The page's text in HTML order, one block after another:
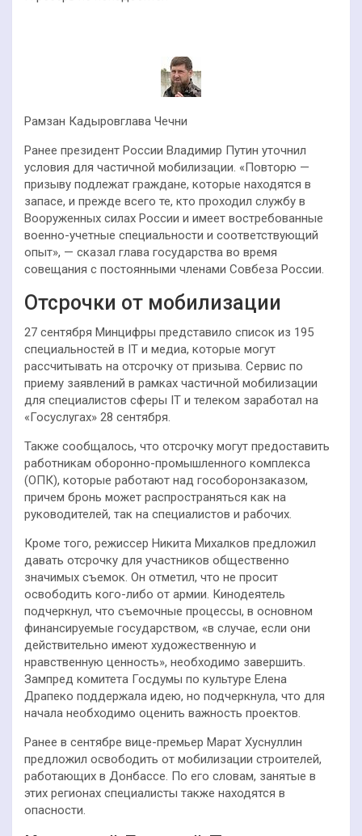
Рамзан Кадыровглава Чечни
Ранее президент России Владимир Путин уточнил
условия для частичной мобилизации. «Повторю —
призыву подлежат граждане, которые находятся в
запасе, и прежде всего те, кто проходил службу в
Вооруженных силах России и имеет востребованные
военно-учетные специальности и соответствующий
опыт», — сказал глава государства во время
совещания с постоянными членами Совбеза России.
Отсрочки от мобилизации
27 сентября Минцифры представило список из 195
специальностей в IТ и медиа, которые могут
рассчитывать на отсрочку от призыва. Сервис по
приему заявлений в рамках частичной мобилизации
для специалистов сферы IT и телеком заработал на
«Госуслугах» 28 сентября.
Также сообщалось, что отсрочку могут предоставить
работникам оборонно-промышленного комплекса
(ОПК), которые работают над гособоронзаказом,
причем бронь может распространяться как на
руководителей, так на специалистов и рабочих.
Кроме того, режиссер Никита Михалков предложил
давать отсрочку для участников общественно
значимых съемок. Он отметил, что не просит
освободить кого-либо от армии. Кинодеятель
подчеркнул, что съемочные процессы, в основном
финансируемые государством, «в случае, если они
действительно имеют художественную и
нравственную ценность», необходимо завершить.
Зампред комитета Госдумы по культуре Елена
Драпеко поддержала идею, но подчеркнула, что для
начала необходимо оценить важность проектов.
Ранее в сентябре вице-премьер Марат Хуснуллин
предложил освободить от мобилизации строителей,
работающих в Донбассе. По его словам, занятые в
этих регионах специалисты также находятся в
опасности.